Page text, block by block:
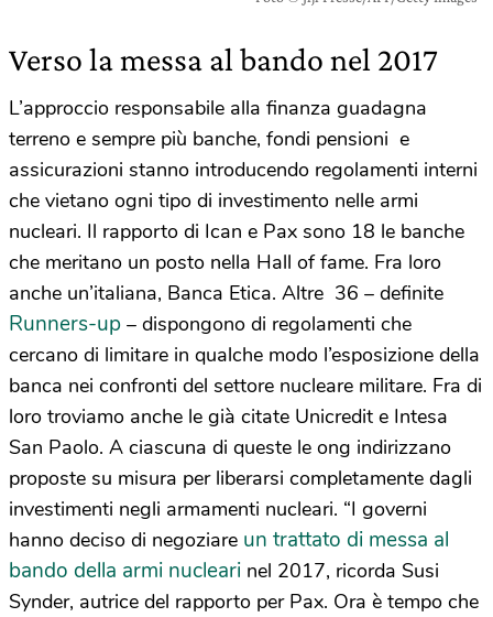
Verso la messa al bando nel 2017
L’approccio responsabile alla finanza guadagna
terreno e sempre più banche, fondi pensioni e
assicurazioni stanno introducendo regolamenti interni
che vietano ogni tipo di investimento nelle armi
nucleari. Il rapporto di Ican e Pax sono 18 le banche
che meritano un posto nella Hall of fame. Fra loro
anche un’italiana, Banca Etica. Altre 36 – definite
Runners-up – dispongono di regolamenti che
cercano di limitare in qualche modo l’esposizione della
banca nei confronti del settore nucleare militare. Fra di
loro troviamo anche le già citate Unicredit e Intesa
San Paolo. A ciascuna di queste le ong indirizzano
proposte su misura per liberarsi completamente dagli
investimenti negli armamenti nucleari. “I governi
hanno deciso di negoziare un trattato di messa al
bando della armi nucleari nel 2017, ricorda Susi
Synder, autrice del rapporto per Pax. Ora è tempo che